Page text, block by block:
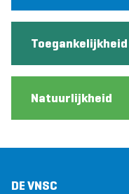
Toegankelijkheid
Natuurlijkheid
DE VNSC